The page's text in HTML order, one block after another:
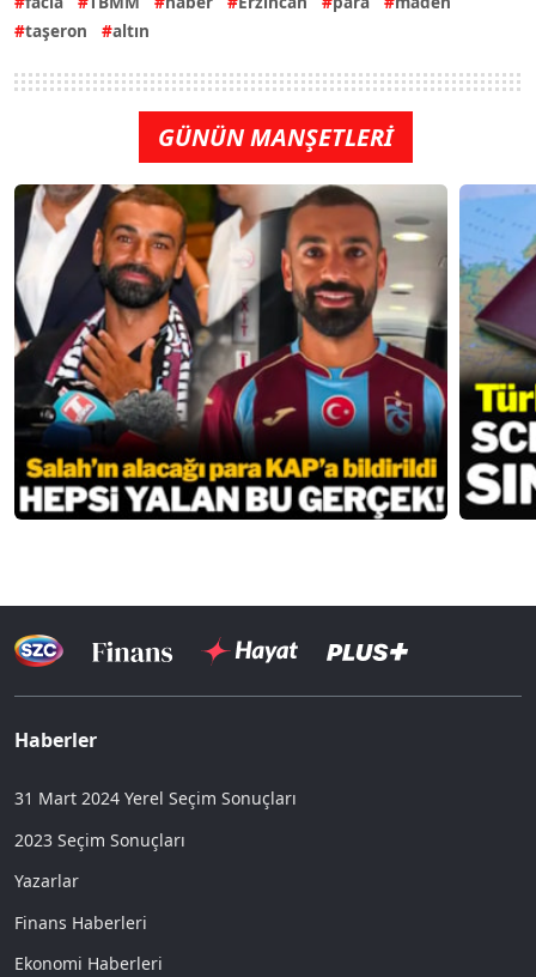
taşeron
altın
GÜNÜN MANŞETLERİ
Haberler
31 Mart 2024 Yerel Seçim Sonuçları
2023 Seçim Sonuçları
Yazarlar
Finans Haberleri
Ekonomi Haberleri